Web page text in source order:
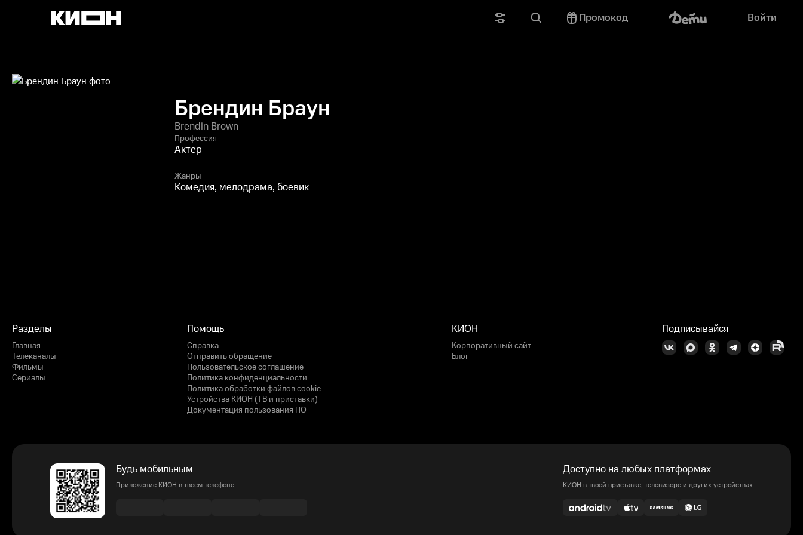
Промокод Войти
Брендин Браун
Brendin Brown
Профессия
Актер
Жанры
Комедия, мелодрама, боевик
Разделы
Главная
Телеканалы
Фильмы
Сериалы
Помощь
Справка
Отправить обращение
Пользовательское соглашение
Политика конфиденциальности
Политика обработки файлов cookie
Устройства КИОН (ТВ и приставки)
Документация пользования ПО
КИОН
Корпоративный сайт
Блог
Подписывайся
Будь мобильным
Приложение КИОН в твоем телефоне
Доступно на любых платформах
КИОН в твоей приставке, телевизоре и других устройствах